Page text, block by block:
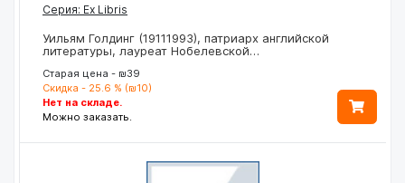
Серия: Ex Libris
Уильям Голдинг (19111993), патриарх английской
литературы, лауреат Нобелевской…
Старая цена - ₪39
Скидка - 25.6 % (₪10)
Нет на складе.
Можно заказать.